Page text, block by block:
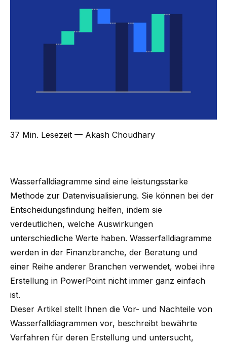
37 Min. Lesezeit — Akash Choudhary
Wasserfalldiagramme sind eine leistungsstarke
Methode zur Datenvisualisierung. Sie können bei der
Entscheidungsfindung helfen, indem sie
verdeutlichen, welche Auswirkungen
unterschiedliche Werte haben. Wasserfalldiagramme
werden in der Finanzbranche, der Beratung und
einer Reihe anderer Branchen verwendet, wobei ihre
Erstellung in PowerPoint nicht immer ganz einfach
ist.
Dieser Artikel stellt Ihnen die Vor- und Nachteile von
Wasserfalldiagrammen vor, beschreibt bewährte
Verfahren für deren Erstellung und untersucht,